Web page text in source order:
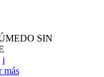
SIN
i
más